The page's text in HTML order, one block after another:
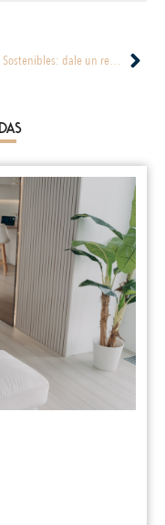
Hogares Sostenibles: dale un respiro al medio ambiente